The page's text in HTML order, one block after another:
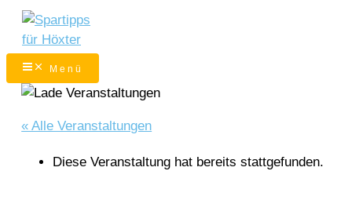
Zum
Inhalt
springen
Menü
« Alle Veranstaltungen
Diese Veranstaltung hat bereits stattgefunden.